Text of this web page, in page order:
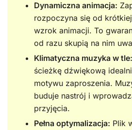
Dynamiczna animacja:
rozpoczyna się od
wzrok animacji. To
od razu skupią na nim
Klimatyczna muzyka w tle:
ścieżkę dźwiękową
motywu zaproszenia.
buduje nastrój i
przyjęcia.
Pełna optymalizacja: Plik